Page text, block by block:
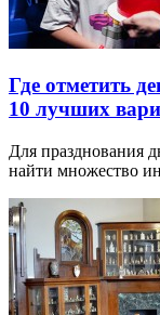
Где отметить
10 лучших
Для празднования
найти множество